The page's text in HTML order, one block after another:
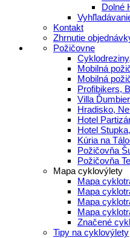
Dolné
Kontakt
Zhrnutie
Požičovne
Mobilná
Mobilná
Profibikers,
Villa
Hradisko,
Hotel
Hotel
Kúria na
Požičovňa
Požičovňa
Mapa cyklovýlety
Mapa
Mapa
Mapa
Mapa
Značené
Tipy na cyklovýlety